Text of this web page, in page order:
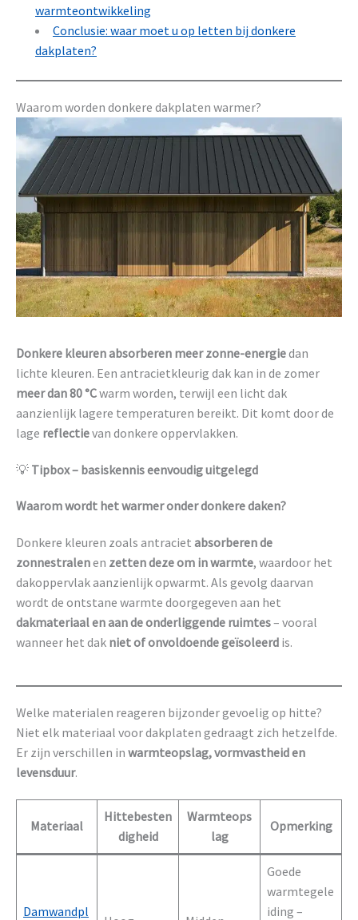
warmteontwikkeling
Conclusie: waar moet u op letten bij donkere
dakplaten?
Waarom worden donkere dakplaten warmer?
Donkere kleuren absorberen meer zonne-energiedan
lichte kleuren. Een antracietkleurig dak kan in de zomer
meer dan 80 °Cwarm worden, terwijl een licht dak
aanzienlijk lagere temperaturen bereikt. Dit komt door de
lage reflectievan donkere oppervlakken.
💡 Tipbox – basiskennis eenvoudig uitgelegd
Waarom wordt het warmer onder donkere daken?
Donkere kleuren zoals antraciet absorberen de
zonnestralenen zetten deze om in warmte, waardoor het
dakoppervlak aanzienlijk opwarmt. Als gevolg daarvan
wordt de ontstane warmte doorgegeven aan het
dakmateriaal en aan de onderliggende ruimtes– vooral
wanneer het dak niet of onvoldoende geïsoleerd is.
Welke materialen reageren bijzonder gevoelig op hitte?
Niet elk materiaal voor dakplaten gedraagt zich hetzelfde.
Er zijn verschillen in warmteopslag, vormvastheid en
levensduur.
Materiaal
Hittebesten
digheid
Warmteops
lag
Opmerking
Damwandpl
Goede
warmtegele
iding –